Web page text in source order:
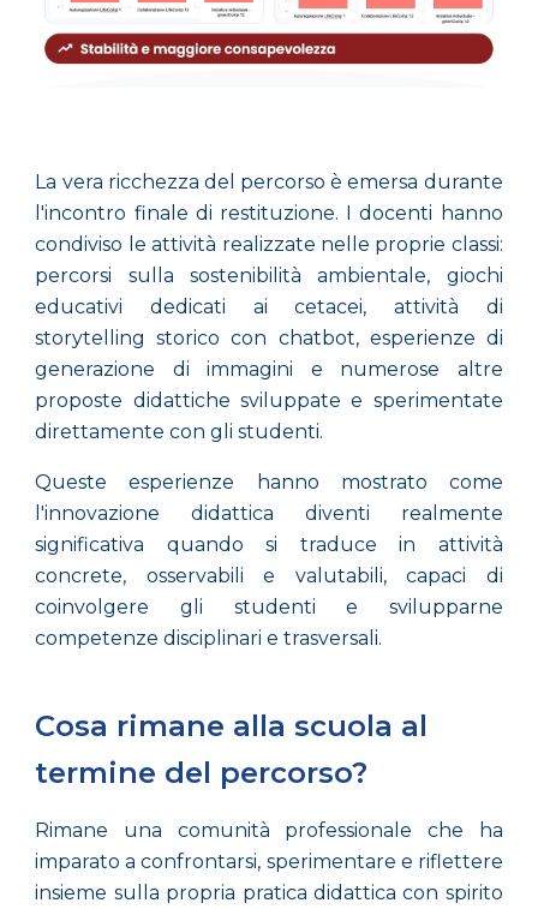
La vera ricchezza del percorso è emersa durante
l'incontro finale di restituzione. I docenti hanno
condiviso le attività realizzate nelle proprie classi:
percorsi sulla sostenibilità ambientale, giochi
educativi dedicati ai cetacei, attività di
storytelling storico con chatbot, esperienze di
generazione di immagini e numerose altre
proposte didattiche sviluppate e sperimentate
direttamente con gli studenti.
Queste esperienze hanno mostrato come
l'innovazione didattica diventi realmente
significativa quando si traduce in attività
concrete, osservabili e valutabili, capaci di
coinvolgere gli studenti e svilupparne
competenze disciplinari e trasversali.
Cosa rimane alla scuola al
termine del percorso?
Rimane una comunità professionale che ha
imparato a confrontarsi, sperimentare e riflettere
insieme sulla propria pratica didattica con spirito